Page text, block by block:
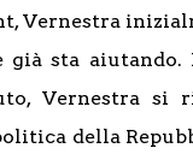
Vernestra
già sta
Vernestra si
della